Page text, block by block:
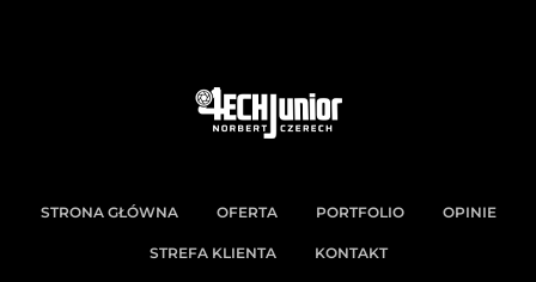
STRONA GŁÓWNA OFERTA PORTFOLIO OPINIE
STREFA KLIENTA KONTAKT